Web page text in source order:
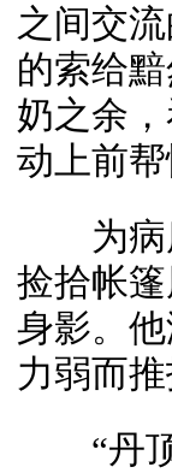
之间交
的索给
奶之余
动上前帮
为病床
捡拾帐
身影。
力弱而推
“丹顶